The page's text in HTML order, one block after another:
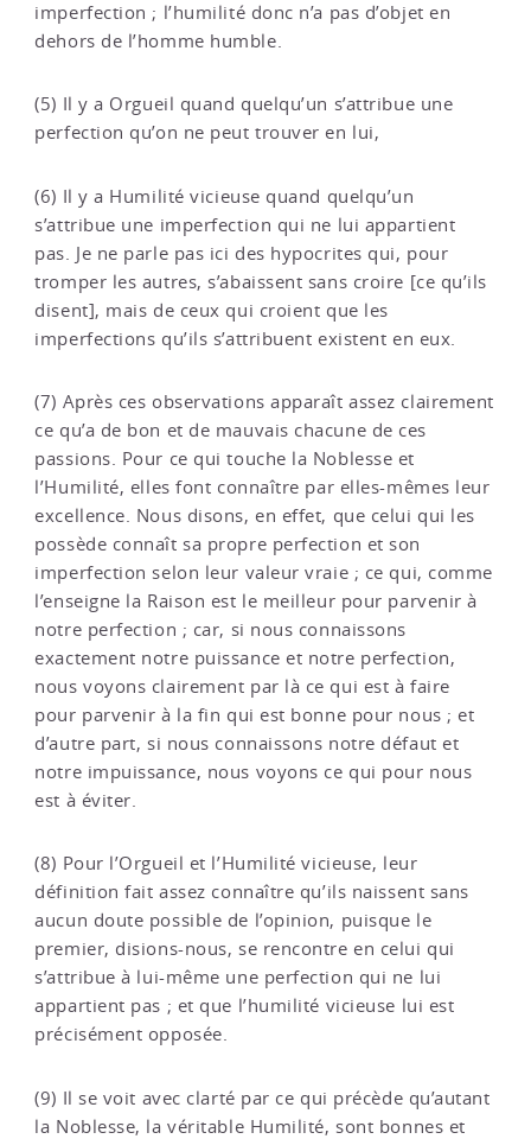
imperfection ; l’humilité donc n’a pas d’objet en
dehors de l’homme humble.
(5) Il y a Orgueil quand quelqu’un s’attribue une
perfection qu’on ne peut trouver en lui,
(6) Il y a Humilité vicieuse quand quelqu’un
s’attribue une imperfection qui ne lui appartient
pas. Je ne parle pas ici des hypocrites qui, pour
tromper les autres, s’abaissent sans croire [ce qu’ils
disent], mais de ceux qui croient que les
imperfections qu’ils s’attribuent existent en eux.
(7) Après ces observations apparaît assez clairement
ce qu’a de bon et de mauvais chacune de ces
passions. Pour ce qui touche la Noblesse et
l’Humilité, elles font connaître par elles-mêmes leur
excellence. Nous disons, en effet, que celui qui les
possède connaît sa propre perfection et son
imperfection selon leur valeur vraie ; ce qui, comme
l’enseigne la Raison est le meilleur pour parvenir à
notre perfection ; car, si nous connaissons
exactement notre puissance et notre perfection,
nous voyons clairement par là ce qui est à faire
pour parvenir à la fin qui est bonne pour nous ; et
d’autre part, si nous connaissons notre défaut et
notre impuissance, nous voyons ce qui pour nous
est à éviter.
(8) Pour l’Orgueil et l’Humilité vicieuse, leur
définition fait assez connaître qu’ils naissent sans
aucun doute possible de l’opinion, puisque le
premier, disions-nous, se rencontre en celui qui
s’attribue à lui-même une perfection qui ne lui
appartient pas ; et que l’humilité vicieuse lui est
précisément opposée.
(9) Il se voit avec clarté par ce qui précède qu’autant
la Noblesse, la véritable Humilité, sont bonnes et